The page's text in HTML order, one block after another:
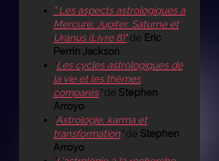
" Les aspects astrologiques à
Mercure, Jupiter, Saturne et
Uranus (Livre 8)"de Eric
Perrin Jackson
"Les cycles astrologiques de
la vie et les thèmes
comparés"de Stephen
Arroyo
"Astrologie, karma et
transformation"de Stephen
Arroyo